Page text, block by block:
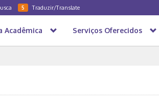
5 Traduzir/Translate
Acadêmica Serviços Oferecidos